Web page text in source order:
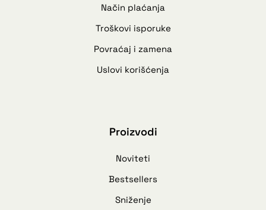
Način plaćanja
Troškovi isporuke
Povraćaj i zamena
Uslovi korišćenja
Proizvodi
Noviteti
Bestsellers
Sniženje